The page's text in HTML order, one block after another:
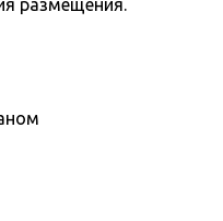
размещения.